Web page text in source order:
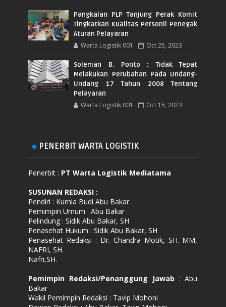
Pangkalan PLP Tanjung Perak Komit
Tingkatkan Kualitas Personil Penegak
Aturan Pelayaran
Warta Logistik 001 Oct 25, 2023
Soleman B. Ponto : Tidak Tepat
Melakukan Perubahan Pada Undang-
Undang 17 Tahun 2008 Tentang
Pelayaran
Warta Logistik 001 Oct 15, 2023
PENERBIT WARTA LOGISTIK
Penerbit : PT Warta Logistik Mediatama
SUSUNAN REDAKSI :
Pendiri : Kurnia Budi Abu Bakar
Pemimpin Umum : Abu Bakar
Pelindung : Sidik Abu Bakar, SH
Penasehat Hukum : Sidik Abu Bakar, SH
Penasehat Redaksi : Dr. Chandra Motik, SH. MM,
NAFRI, SH.
Nafri,SH.
Pemimpin Redaksi/Penanggung Jawab : Abu
Bakar
Wakil Pemimpin Redaksi : Tavip Mohoni